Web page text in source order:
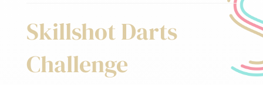
Skillshot Darts
Challenge